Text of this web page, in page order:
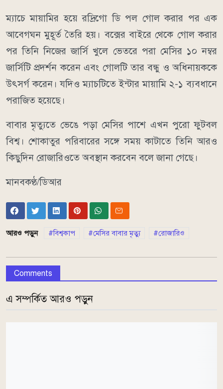
ম্যাচে মায়ামির হয়ে রদ্রিগো ডি পল গোল করার পর এক
আবেগঘন মুহূর্ত তৈরি হয়। বক্সের বাইরে থেকে গোল করার
পর তিনি নিজের জার্সি খুলে ভেতরে পরা মেসির ১০ নম্বর
জার্সিটি প্রদর্শন করেন এবং গোলটি তার বন্ধু ও অধিনায়ককে
উৎসর্গ করেন। যদিও ম্যাচটিতে ইন্টার মায়ামি ২-১ ব্যবধানে
পরাজিত হয়েছে।
বাবার মৃত্যুতে ভেঙে পড়া মেসির পাশে এখন পুরো ফুটবল
বিশ্ব। শোকাতুর পরিবারের সঙ্গে সময় কাটাতে তিনি আরও
কিছুদিন রোজারিওতে অবস্থান করবেন বলে জানা গেছে।
মানবকণ্ঠ/ডিআর
আরও পড়ুন বিশ্বকাপ মেসির বাবার মৃত্যু রোজারিও
Comments
এ সম্পর্কিত আরও পড়ুন